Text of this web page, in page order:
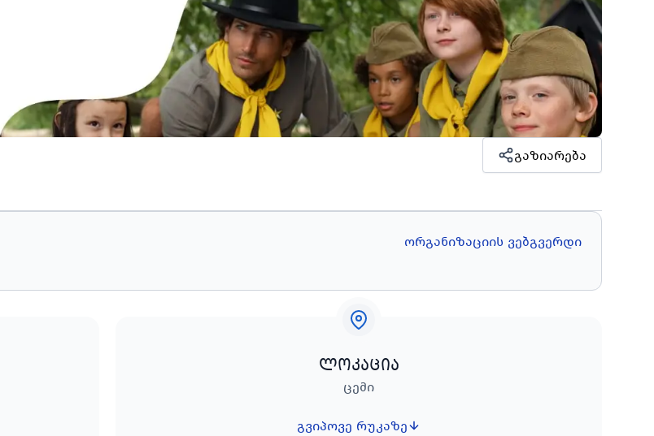
გაზიარება
ორგანიზაციის ვებგვერდი
ლოკაცია
ცემი
გვიპოვე რუკაზე